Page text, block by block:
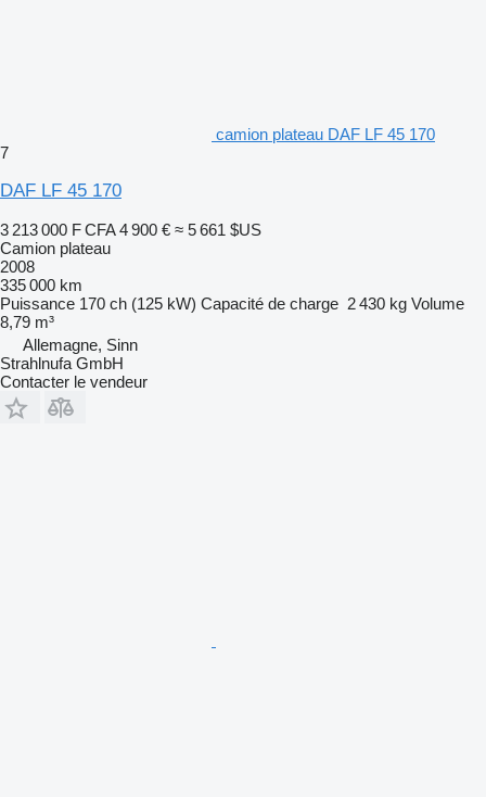
camion plateau DAF LF 45 170
7
DAF LF 45 170
3 213 000 F CFA 4 900 € ≈ 5 661 $US
Camion plateau
2008
335 000 km
Puissance 170 ch (125 kW) Capacité de charge 2 430 kg Volume
8,79 m³
Allemagne, Sinn
Strahlnufa GmbH
Contacter le vendeur